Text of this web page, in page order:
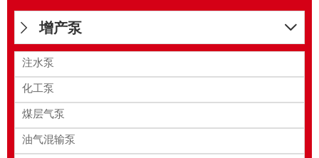
 增产泵 
注水泵
化工泵
煤层气泵
油气混输泵